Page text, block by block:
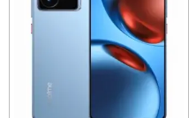
الذاكرة:
الرام:8 أو 12 جيجابايت
الكاميرا:50 + 2 ميجابكسل
المعالج:Mediatek Dimensity 6300
البطارية والشحن السريع:6000 مللي أمبير - 45 واط
عرض الموصفات ←